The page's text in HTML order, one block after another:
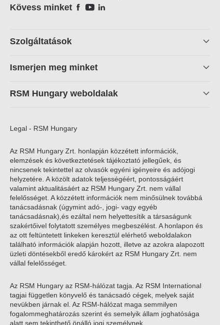
Social
Kövess minket
Footer
Szolgáltatások
Ismerjen meg minket
RSM Hungary weboldalak
Legal - RSM Hungary
Az RSM Hungary Zrt. honlapján közzétett információk,
elemzések és következtetések tájékoztató jellegűek, és
nincsenek tekintettel az olvasók egyéni igényeire és adójogi
helyzetére. A közölt adatok teljességéért, pontosságáért
valamint aktualitásáért az RSM Hungary Zrt. nem vállal
felelősséget. A közzétett információk nem minősülnek továbbá
tanácsadásnak (úgymint adó-, jogi- vagy egyéb
tanácsadásnak),és ezáltal nem helyettesítik a társaságunk
szakértőivel folytatott személyes megbeszélést. A honlapon és
az ott feltüntetett linkeken keresztül elérhető weboldalakon
található információk alapján hozott, illetve az azokra alapozott
üzleti döntésekből eredő károkért az RSM Hungary Zrt. nem
vállal felelősséget.
Az RSM Hungary az RSM-hálózat tagja. Az RSM International
tagjai független könyvelő és tanácsadó cégek, melyek saját
nevükben járnak el. Az RSM-hálózat maga semmilyen
fogalommeghatározás szerint és semelyik állam joghatósága
alatt sem tekinthető önálló jogi személynek.